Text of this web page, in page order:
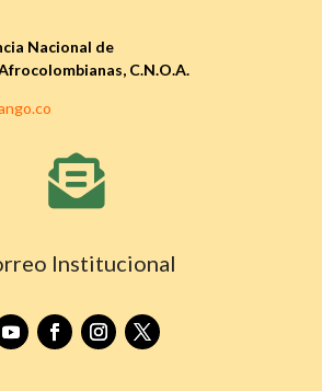
Nacional de
C.N.O.A.

Institucional